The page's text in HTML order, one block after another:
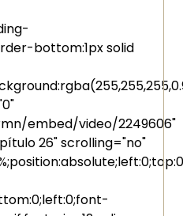
bottom:1px solid
embed/video/2249606"
26" scrolling="no"